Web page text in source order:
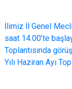
İlimiz İl Genel
saat 14.00’te
Toplantısında
Yılı Haziran Ayı